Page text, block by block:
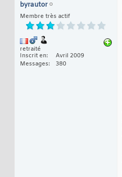
byrautor
Membre très actif
retraité
Inscrit en
Avril 2009
Messages
380